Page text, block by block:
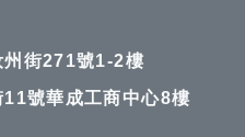
街271號1-2樓
號華成工商中心8樓